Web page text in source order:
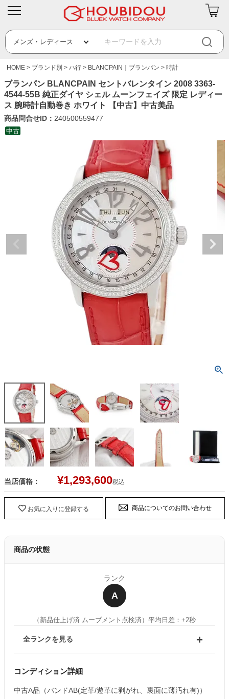
HOME ブランド別 ハ行 BLANCPAIN｜ブランパン 時計
ブランパン BLANCPAIN セントバレンタイン 2008 3363-
4544-55B 純正ダイヤ シェル ムーンフェイズ 限定 レディー
ス 腕時計自動巻き ホワイト 【中古】中古美品
商品問合せID： 240500559477
中古
当店価格： ¥1,293,600税込
お気に入りに登録する 商品についてのお問い合わせ
商品の状態
ランク
A
（新品仕上げ済 ムーブメント点検済） 平均日差：+2秒
全ランクを見る
コンディション詳細
中古A品（バンドAB(定革/遊革に剥がれ、裏面に薄汚れ有)）